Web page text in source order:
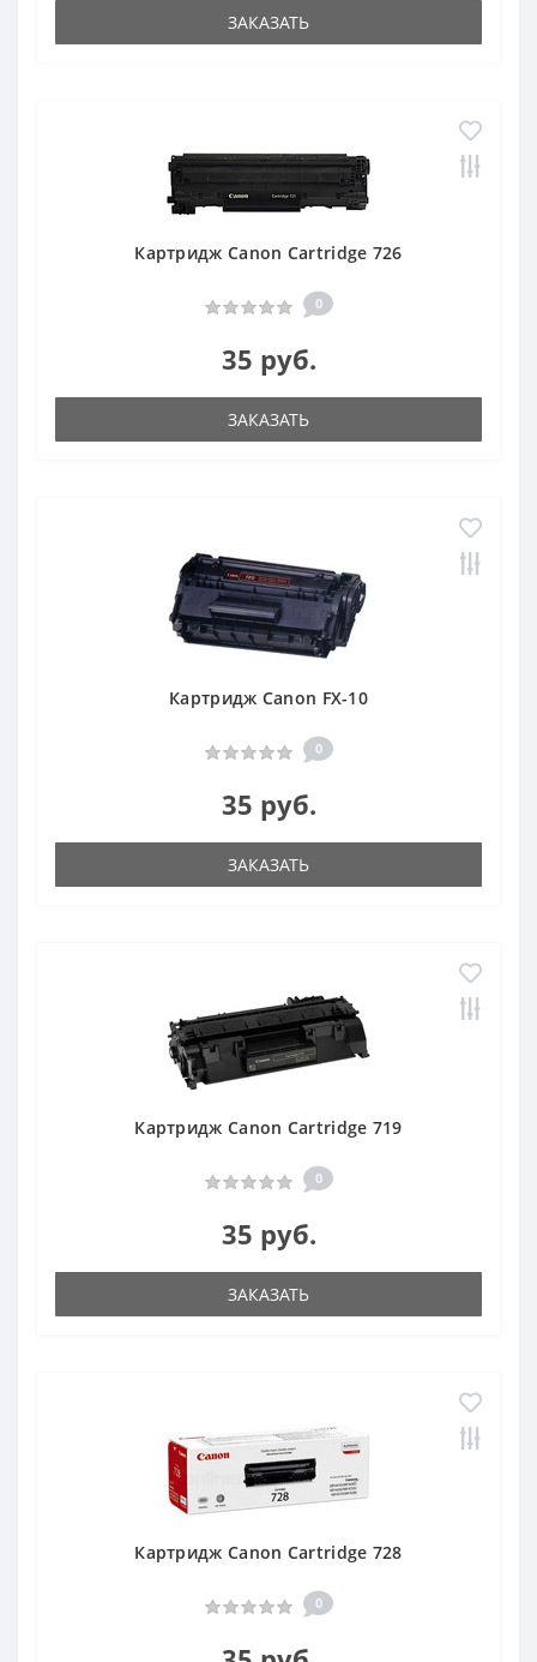
ЗАКАЗАТЬ
Картридж Canon Cartridge 726
0
35 руб.
ЗАКАЗАТЬ
Картридж Canon FX-10
0
35 руб.
ЗАКАЗАТЬ
Картридж Canon Cartridge 719
0
35 руб.
ЗАКАЗАТЬ
Картридж Canon Cartridge 728
0